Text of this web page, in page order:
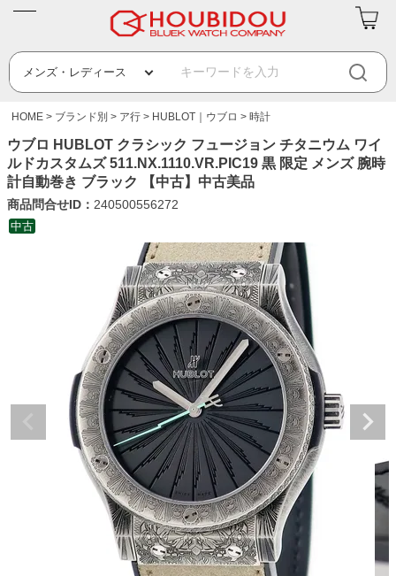
HOME ブランド別 ア行 HUBLOT｜ウブロ 時計
ウブロ HUBLOT クラシック フュージョン チタニウム ワイ
ルドカスタムズ 511.NX.1110.VR.PIC19 黒 限定 メンズ 腕時
計自動巻き ブラック 【中古】中古美品
商品問合せID： 240500556272
中古